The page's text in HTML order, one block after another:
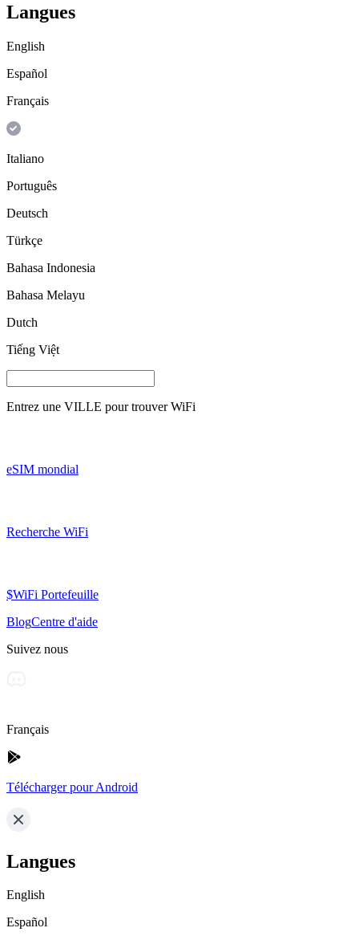
Langues
English
Español
Français
Italiano
Português
Deutsch
Türkçe
Bahasa Indonesia
Bahasa Melayu
Dutch
Tiếng Việt
Entrez une VILLE pour trouver WiFi
eSIM mondial
Recherche WiFi
$WiFi Portefeuille
BlogCentre d'aide
Suivez nous
Français
Télécharger pour Android
Langues
English
Español